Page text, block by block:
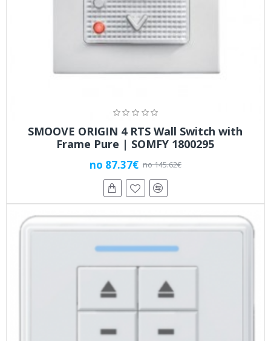
SMOOVE ORIGIN 4 RTS Wall Switch with
Frame Pure | SOMFY 1800295
no 87.37€ no 145.62€